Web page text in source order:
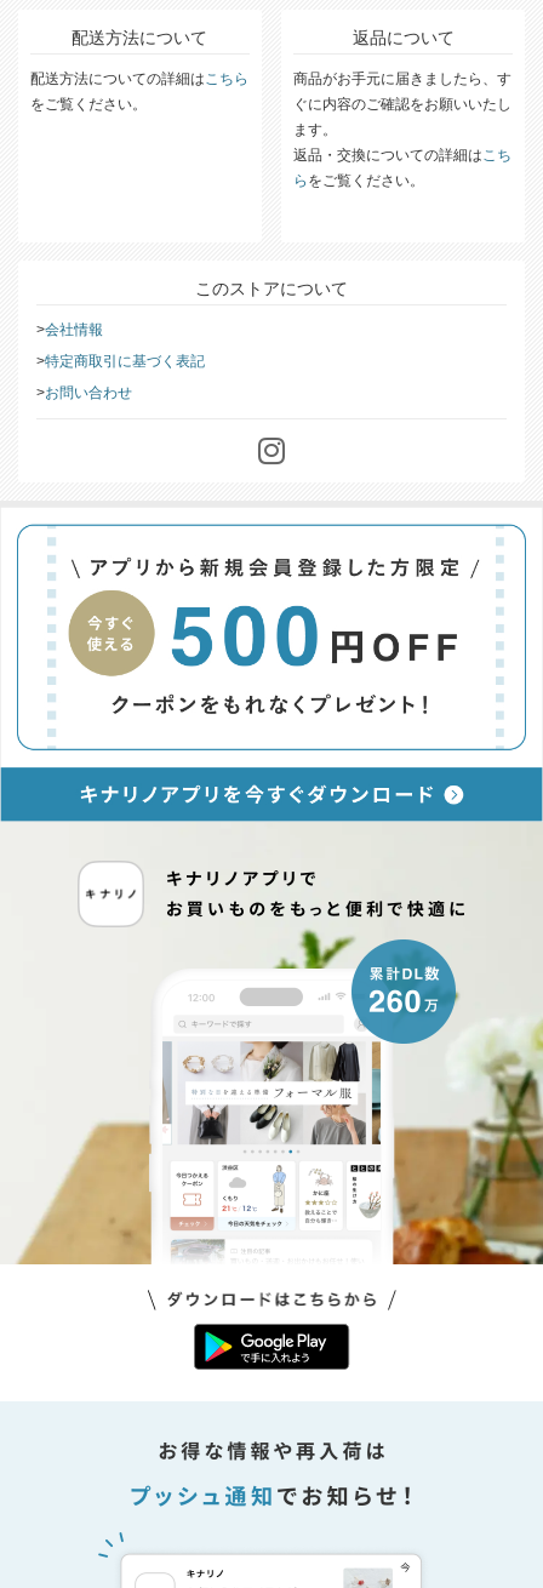
配送方法について
配送方法についての詳細は こちら
をご覧ください。
返品について
商品がお手元に届きましたら、す
ぐに内容のご確認をお願いいたし
ます。
返品・交換についての詳細は こち
ら をご覧ください。
このストアについて
会社情報
特定商取引に基づく表記
お問い合わせ